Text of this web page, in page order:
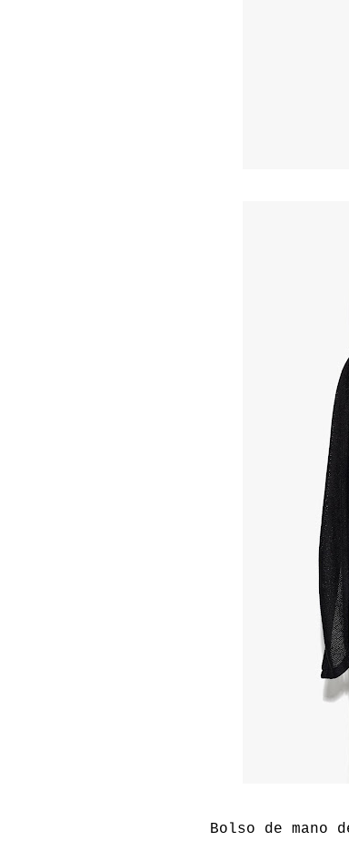
Bolso de mano